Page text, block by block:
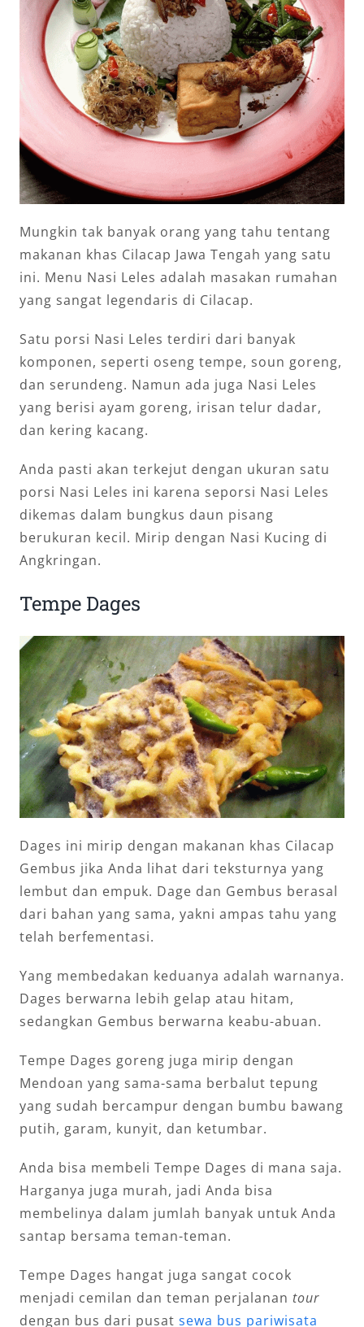
Mungkin tak banyak orang yang tahu tentang
makanan khas Cilacap Jawa Tengah yang satu
ini. Menu Nasi Leles adalah masakan rumahan
yang sangat legendaris di Cilacap.
Satu porsi Nasi Leles terdiri dari banyak
komponen, seperti oseng tempe, soun goreng,
dan serundeng. Namun ada juga Nasi Leles
yang berisi ayam goreng, irisan telur dadar,
dan kering kacang.
Anda pasti akan terkejut dengan ukuran satu
porsi Nasi Leles ini karena seporsi Nasi Leles
dikemas dalam bungkus daun pisang
berukuran kecil. Mirip dengan Nasi Kucing di
Angkringan.
Tempe Dages
Dages ini mirip dengan makanan khas Cilacap
Gembus jika Anda lihat dari teksturnya yang
lembut dan empuk. Dage dan Gembus berasal
dari bahan yang sama, yakni ampas tahu yang
telah berfementasi.
Yang membedakan keduanya adalah warnanya.
Dages berwarna lebih gelap atau hitam,
sedangkan Gembus berwarna keabu-abuan.
Tempe Dages goreng juga mirip dengan
Mendoan yang sama-sama berbalut tepung
yang sudah bercampur dengan bumbu bawang
putih, garam, kunyit, dan ketumbar.
Anda bisa membeli Tempe Dages di mana saja.
Harganya juga murah, jadi Anda bisa
membelinya dalam jumlah banyak untuk Anda
santap bersama teman-teman.
Tempe Dages hangat juga sangat cocok
menjadi cemilan dan teman perjalanan tour
dengan bus dari pusat sewa bus pariwisata